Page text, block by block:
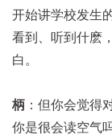
开始讲学校发生
看到、听到什麽
白。
柄 ：但你会觉得
你是很会读空气